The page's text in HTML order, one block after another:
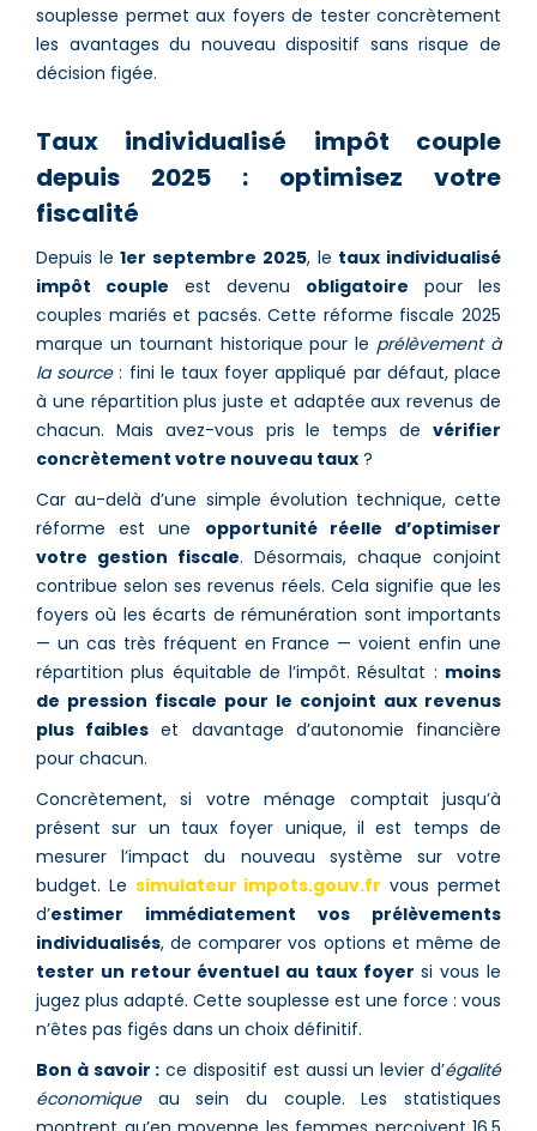
souplesse permet aux foyers de tester concrètement
les avantages du nouveau dispositif sans risque de
décision figée.
Taux individualisé impôt couple
depuis 2025 : optimisez votre
fiscalité
Depuis le1er septembre 2025, le taux individualisé
impôt couple est devenu obligatoire pour les
couples mariés et pacsés. Cette réforme fiscale 2025
marque un tournant historique pour le prélèvement à
la source: fini le taux foyer appliqué par défaut, place
à une répartition plus juste et adaptée aux revenus de
chacun. Mais avez-vous pris le temps de vérifier
concrètement votre nouveau taux ?
Car au-delà d’une simple évolution technique, cette
réforme est une opportunité réelle d’optimiser
votre gestion fiscale. Désormais, chaque conjoint
contribue selon ses revenus réels. Cela signifie que les
foyers où les écarts de rémunération sont importants
— un cas très fréquent en France — voient enfin une
répartition plus équitable de l’impôt. Résultat : moins
de pression fiscale pour le conjoint aux revenus
plus faibles et davantage d’autonomie financière
pour chacun.
Concrètement, si votre ménage comptait jusqu’à
présent sur un taux foyer unique, il est temps de
mesurer l’impact du nouveau système sur votre
budget. Le simulateur impots.gouv.fr vous permet
d’estimer immédiatement vos prélèvements
individualisés, de comparer vos options et même de
tester un retour éventuel au taux foyer si vous le
jugez plus adapté. Cette souplesse est une force : vous
n’êtes pas figés dans un choix définitif.
Bon à savoir : ce dispositif est aussi un levier d’égalité
économiqueau sein du couple. Les statistiques